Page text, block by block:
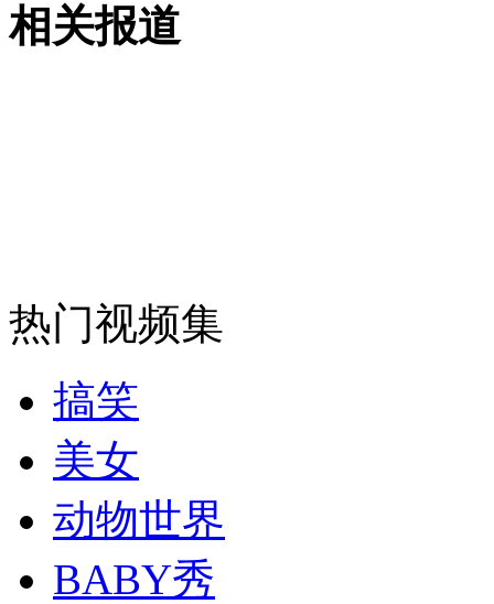
司机酒驾遇交警 急速倒车逃窜
相关报道
热门视频集
搞笑
美女
动物世界
BABY秀